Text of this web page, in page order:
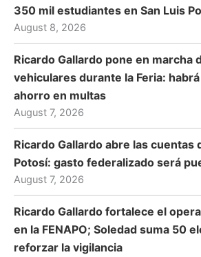
350 mil estudiantes en San Luis
August 8, 2026
Ricardo Gallardo pone en marcha
vehiculares durante la Feria:
ahorro en multas
August 7, 2026
Ricardo Gallardo abre las cuentas
Potosí: gasto federalizado será
August 7, 2026
Ricardo Gallardo fortalece el
en la FENAPO; Soledad suma 50
reforzar la vigilancia